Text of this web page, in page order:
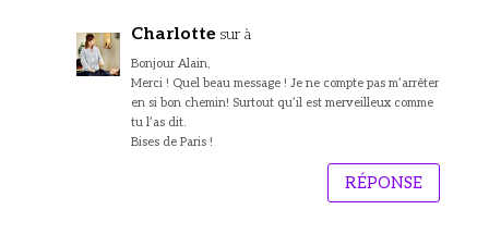
Charlotte sur à
Bonjour Alain,
Merci ! Quel beau message ! Je ne compte pas m’arrêter
en si bon chemin! Surtout qu’il est merveilleux comme
tu l’as dit.
Bises de Paris !
RÉPONSE